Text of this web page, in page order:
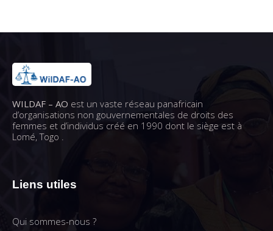
WILDAF – AO est un vaste réseau panafricain
d’organisations non gouvernementales de droits des
femmes et d’individus créé en 1990 dont le siège est à
Lomé, Togo .
Liens utiles
Qui sommes-nous ?